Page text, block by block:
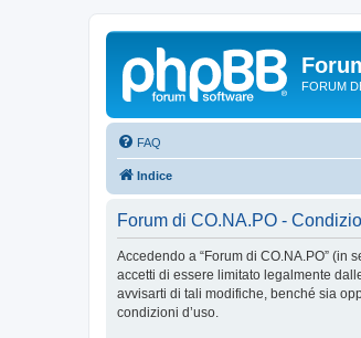
FORUM
FAQ
Indice
Forum di CO.NA.PO -
Accedendo a “Forum di CO.NA.PO” (in
accetti di essere limitato legalmente
avvisarti di tali modifiche, benché sia
condizioni d’uso.